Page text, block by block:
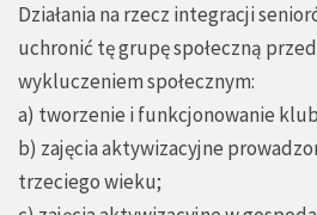
Działania na rzecz integracji
uchronić tę grupę społeczną
wykluczeniem społecznym:
a) tworzenie i funkcjonowanie
b) zajęcia aktywizacyjne
trzeciego wieku;